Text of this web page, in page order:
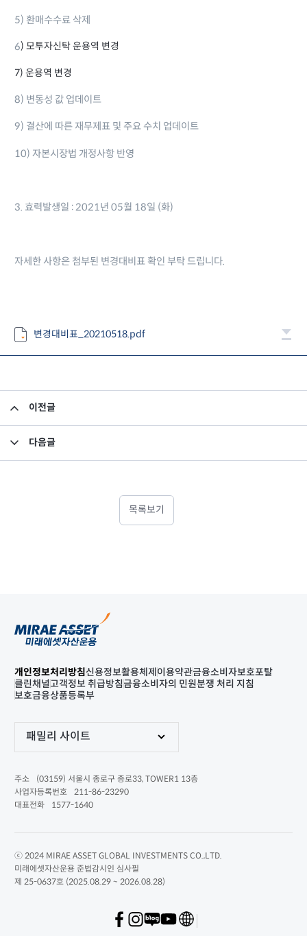
5) 환매수수료 삭제
6) 모투자신탁 운용역 변경
7) 운용역 변경
8) 변동성 값 업데이트
9) 결산에 따른 재무제표 및 주요 수치 업데이트
10) 자본시장법 개정사항 반영
3. 효력발생일 : 2021년 05월 18일 (화)
자세한 사항은 첨부된 변경대비표 확인 부탁 드립니다.
변경대비표_20210518.pdf
이전글
다음글
목록보기
개인정보처리방침신용정보활용체제 이용약관금융소비자보호포탈
클린채널고객정보 취급방침금융소비자의 민원분쟁 처리 지침
보호금융상품등록부
패밀리 사이트
주소
(03159) 서울시 종로구 종로33, TOWER1 13층
사업자등록번호
211-86-23290
대표전화
1577-1640
ⓒ 2024 MIRAE ASSET GLOBAL INVESTMENTS CO.,LTD.
미래에셋자산운용 준법감시인 심사필
제 25-0637호 (2025.08.29 ~ 2026.08.28)